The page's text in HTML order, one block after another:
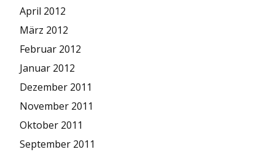
April 2012
März 2012
Februar 2012
Januar 2012
Dezember 2011
November 2011
Oktober 2011
September 2011